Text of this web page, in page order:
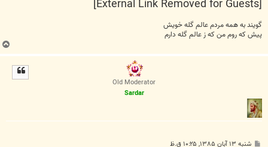
گویند به همه مردم عالم گله خویش
پیش كه روم من كه ز عالم گله دارم
ب
ا
Old Moderator
Sardar
پ شنبه ۱۳ آبان ۱۳۸۵, ۱۰:۲۵ ق.ظ